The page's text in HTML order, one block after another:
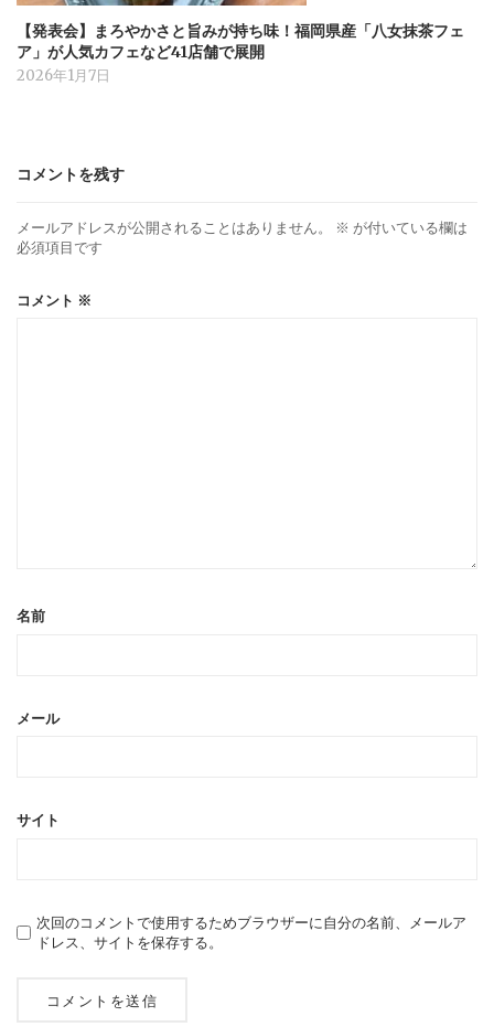
【発表会】まろやかさと旨みが持ち味！福岡県産「八女抹茶フェ
ア」が人気カフェなど41店舗で展開
2026年1月7日
コメントを残す
メールアドレスが公開されることはありません。 ※ が付いている欄は
必須項目です
コメント ※
名前
メール
サイト
次回のコメントで使用するためブラウザーに自分の名前、メールア
ドレス、サイトを保存する。